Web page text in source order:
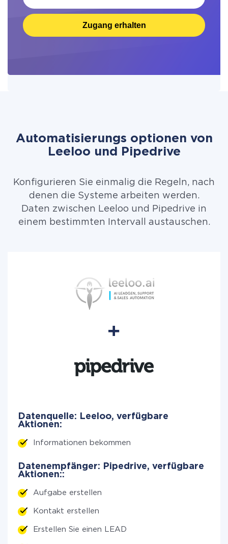
Zugang erhalten
Automatisierungs optionen von
Leeloo und Pipedrive
Konfigurieren Sie einmalig die Regeln, nach
denen die Systeme arbeiten werden.
Daten zwischen Leeloo und Pipedrive in
einem bestimmten Intervall austauschen.
Datenquelle: Leeloo, verfügbare
Aktionen:
Informationen bekommen
Datenempfänger: Pipedrive, verfügbare
Aktionen::
Aufgabe erstellen
Kontakt erstellen
Erstellen Sie einen LEAD